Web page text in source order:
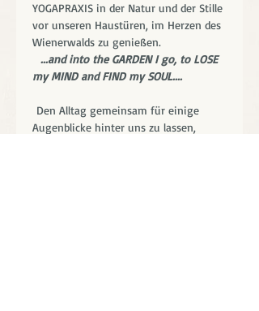
YOGAPRAXIS in der Natur und der Stille
vor unseren Haustüren, im Herzen des
Wienerwalds zu genießen.
...and into the GARDEN I go, to LOSE
my MIND and FIND my SOUL....
Den Alltag gemeinsam für einige
Augenblicke hinter uns zu lassen,